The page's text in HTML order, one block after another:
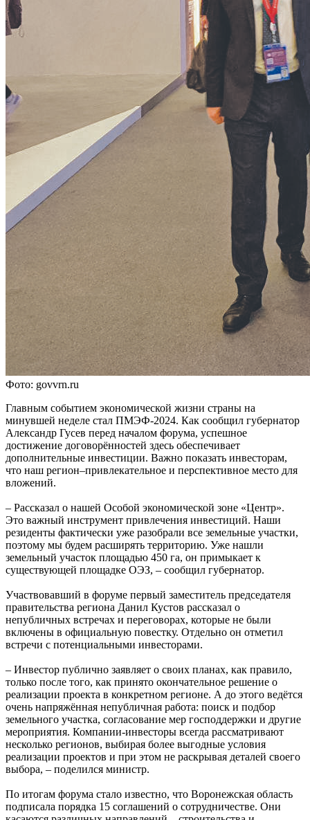
Фото: govvrn.ru
Главным событием экономической жизни страны на
минувшей неделе стал ПМЭФ-2024. Как сообщил губернатор
Александр Гусев перед началом форума, успешное
достижение договорённостей здесь обеспечивает
дополнительные инвестиции. Важно показать инвесторам,
что наш регион–привлекательное и перспективное место для
вложений.
– Рассказал о нашей Особой экономической зоне «Центр».
Это важный инструмент привлечения инвестиций. Наши
резиденты фактически уже разобрали все земельные участки,
поэтому мы будем расширять территорию. Уже нашли
земельный участок площадью 450 га, он примыкает к
существующей площадке ОЭЗ, – сообщил губернатор.
Участвовавший в форуме первый заместитель председателя
правительства региона Данил Кустов рассказал о
непубличных встречах и переговорах, которые не были
включены в официальную повестку. Отдельно он отметил
встречи с потенциальными инвесторами.
– Инвестор публично заявляет о своих планах, как правило,
только после того, как принято окончательное решение о
реализации проекта в конкретном регионе. А до этого ведётся
очень напряжённая непубличная работа: поиск и подбор
земельного участка, согласование мер господдержки и другие
мероприятия. Компании-инвесторы всегда рассматривают
несколько регионов, выбирая более выгодные условия
реализации проектов и при этом не раскрывая деталей своего
выбора, – поделился министр.
По итогам форума стало известно, что Воронежская область
подписала порядка 15 соглашений о сотрудничестве. Они